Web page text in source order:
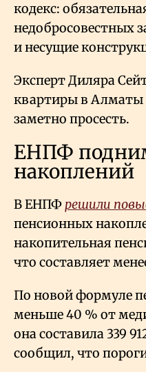
кодекс:
недобросовестных
и несущие
Эксперт Диляра
квартиры в Алматы
заметно просесть.
ЕНПФ
накоплений
В ЕНПФ решили
пенсионных
накопительная
что составляет
По новой формуле
меньше 40 % от
она составила 339
сообщил, что